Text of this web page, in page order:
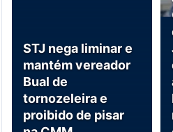
STJ nega liminar e
mantém vereador
Bual de
tornozeleira e
proibido de pisar